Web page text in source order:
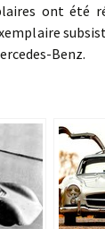
ont été
Benz.